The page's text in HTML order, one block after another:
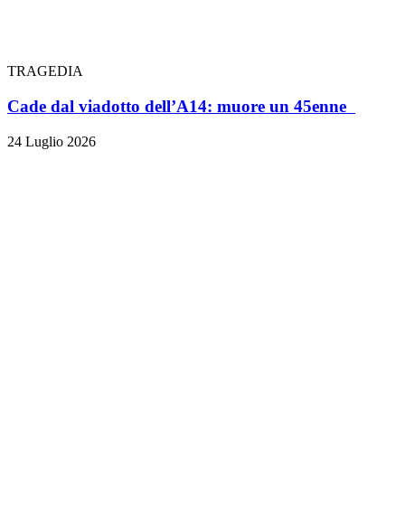
TRAGEDIA
Cade dal viadotto dell’A14: muore un 45enne
24 Luglio 2026